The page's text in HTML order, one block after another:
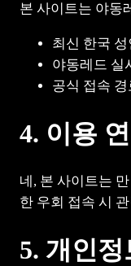
본 사이트는 야동
최신 한국
야동레드 실
공식 접속
4. 이용
네, 본 사이트는
한 우회 접속 시
5. 개인